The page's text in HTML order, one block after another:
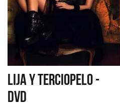
LIJA Y TERCIOPELO -
DVD